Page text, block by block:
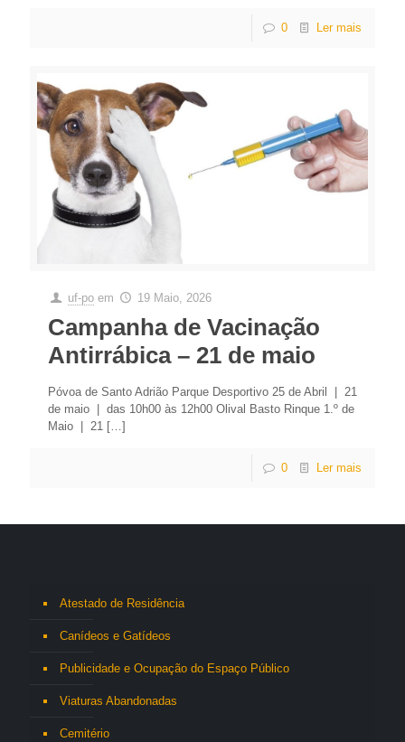
0 Ler mais
uf-po em 19 Maio, 2026
Campanha de Vacinação
Antirrábica – 21 de maio
Póvoa de Santo Adrião Parque Desportivo 25 de Abril | 21
de maio | das 10h00 às 12h00 Olival Basto Rinque 1.º de
Maio | 21 […]
0 Ler mais
Atestado de Residência
Canídeos e Gatídeos
Publicidade e Ocupação do Espaço Público
Viaturas Abandonadas
Cemitério